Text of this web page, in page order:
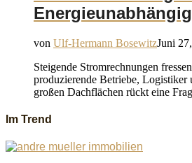
von Ulf-Hermann BosewitzJuni
Steigende Stromrechnungen
produzierende Betriebe, Logistiker
großen Dachflächen rückt eine
Im Trend